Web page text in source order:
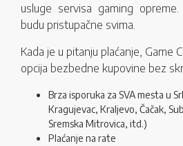
usluge servisa gaming
budu pristupačne svima.
Kada je u pitanju plaćanje, Game
opcija bezbedne kupovine bez
Brza isporuka za SVA mesta u
Kragujevac, Kraljevo, Čačak,
Sremska Mitrovica, itd.)
Plaćanje na rate